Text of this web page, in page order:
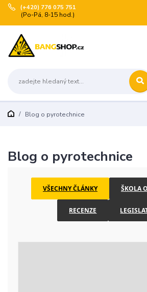
(+420) 776 075 751
(Po-Pá, 8-15 hod.)
Blog o pyrotechnice
Blog o pyrotechnice
VŠECHNY ČLÁNKY ŠKOLA
RECENZE